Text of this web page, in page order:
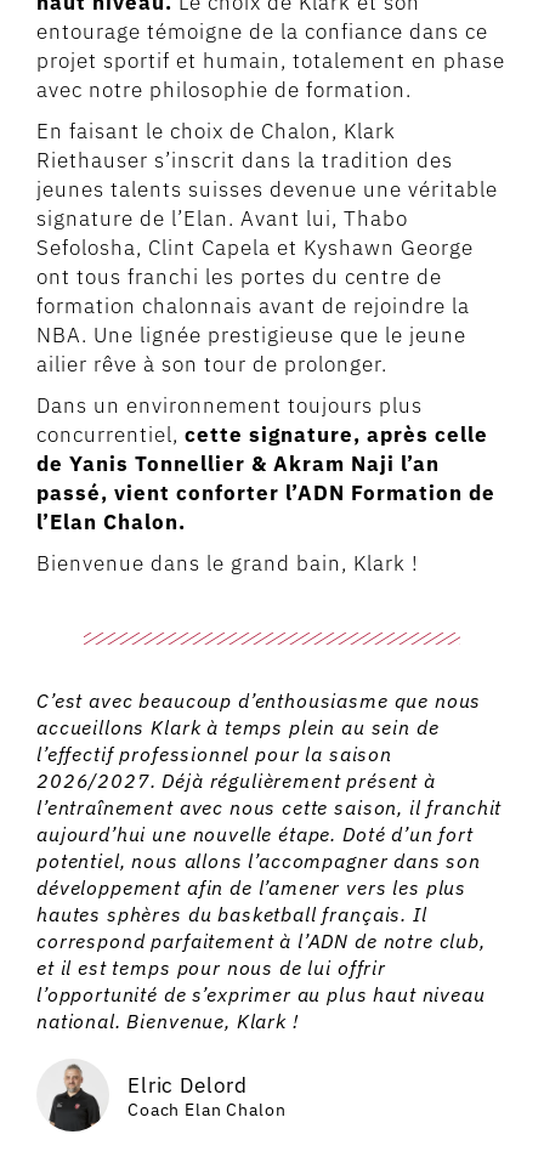
entourage témoigne de la confiance dans ce
projet sportif et humain, totalement en phase
avec notre philosophie de formation.
En faisant le choix de Chalon, Klark
Riethauser s’inscrit dans la tradition des
jeunes talents suisses devenue une véritable
signature de l’Elan. Avant lui, Thabo
Sefolosha, Clint Capela et Kyshawn George
ont tous franchi les portes du centre de
formation chalonnais avant de rejoindre la
NBA. Une lignée prestigieuse que le jeune
ailier rêve à son tour de prolonger.
Dans un environnement toujours plus
concurrentiel, cette signature, après celle
de Yanis Tonnellier & Akram Naji l’an
passé, vient conforter l’ADN Formation de
l’Elan Chalon.
Bienvenue dans le grand bain, Klark !
C’est avec beaucoup d’enthousiasme que nous
accueillons Klark à temps plein au sein de
l’effectif professionnel pour la saison
2026/2027. Déjà régulièrement présent à
l’entraînement avec nous cette saison, il franchit
aujourd’hui une nouvelle étape. Doté d’un fort
potentiel, nous allons l’accompagner dans son
développement afin de l’amener vers les plus
hautes sphères du basketball français. Il
correspond parfaitement à l’ADN de notre club,
et il est temps pour nous de lui offrir
l’opportunité de s’exprimer au plus haut niveau
national. Bienvenue, Klark !
Elric Delord
Coach Elan Chalon